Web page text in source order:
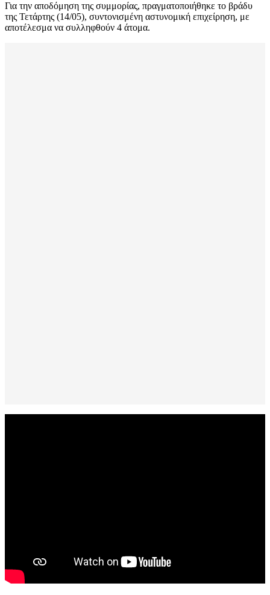
Για την αποδόμηση της συμμορίας, πραγματοποιήθηκε το βράδυ
της Τετάρτης (14/05), συντονισμένη αστυνομική επιχείρηση, με
αποτέλεσμα να συλληφθούν 4 άτομα.